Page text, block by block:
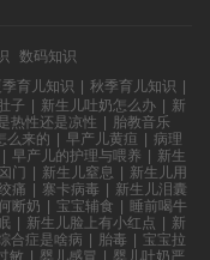
数码知识
季育儿知识 | 秋季育儿知识 |
子 | 新生儿吐奶怎么办 | 新
热性还是凉性 | 胎教音乐
么来的 | 早产儿黄疸 | 病理
| 早产儿的护理与喂养 | 新生
囟门 | 新生儿窒息 | 新生儿用
痛 | 寨卡病毒 | 新生儿泪囊
断奶 | 宝宝辅食 | 睡前喝牛
| 新生儿脸上有小红点 | 新
合症是啥病 | 胎毒 | 宝宝拉
敏 | 婴儿感冒 | 婴儿吐奶严